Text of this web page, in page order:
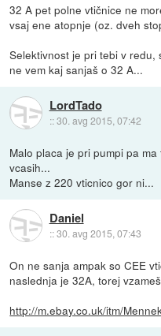
32 A pet polne vtičnice ne
vsaj ene atopnje (oz. dveh
Selektivnost je pri tebi v redu,
ne vem kaj sanjaš o 32 A...
LordTado
::30. avg 2015, 07:42
Malo placa je pri pumpi pa
vcasih...
Manse z 220 vticnico gor ni...
Daniel
::30. avg 2015, 07:43
On ne sanja ampak so CEE
naslednja je 32A, torej
http://m.ebay.co.uk/itm/